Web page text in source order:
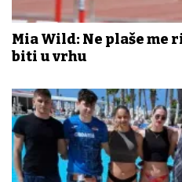
Mia Wild: Ne plaše me
biti u vrhu